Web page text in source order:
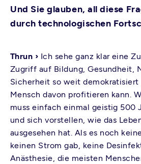
Und Sie glauben, all diese
durch technologischen
Thrun › Ich sehe ganz klar eine
Zugriff auf Bildung, Gesundheit,
Sicherheit so weit demokratisiert
Mensch davon profitieren kann.
muss einfach einmal geistig 500
und sich vorstellen, wie das
ausgesehen hat. Als es noch
keinen Strom gab, keine
Anästhesie, die meisten